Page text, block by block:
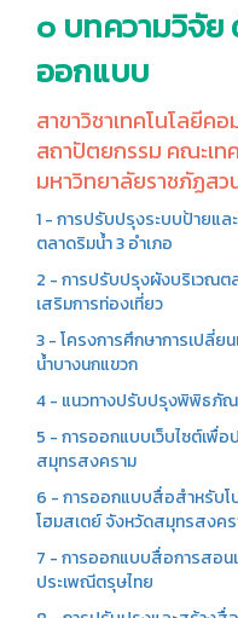
๐ บทความวิจัย
ออกแบบ
สาขาวิชาเทคโนโลยีค
สถาปัตยกรรม คณะเท
มหาวิทยาลัยราชภัฏส
1 - การปรับปรุงระบบป้ายแ
ตลาดริมน้ำ 3 อำเภอ
2 - การปรับปรุงผังบริเวณต
เสริมการท่องเที่ยว
3 - โครงการศึกษาการเปลี่
น้ำบางนกแขวก
4 - แนวทางปรับปรุงพิพิธภัณ
5 - การออกแบบเว็บไซต์เพื่
สมุทรสงคราม
6 - การออกแบบสื่อสำหรับ
โฮมสเตย์ จังหวัดสมุทรสงค
7 - การออกแบบสื่อการสอน
ประเพณีตรุษไทย